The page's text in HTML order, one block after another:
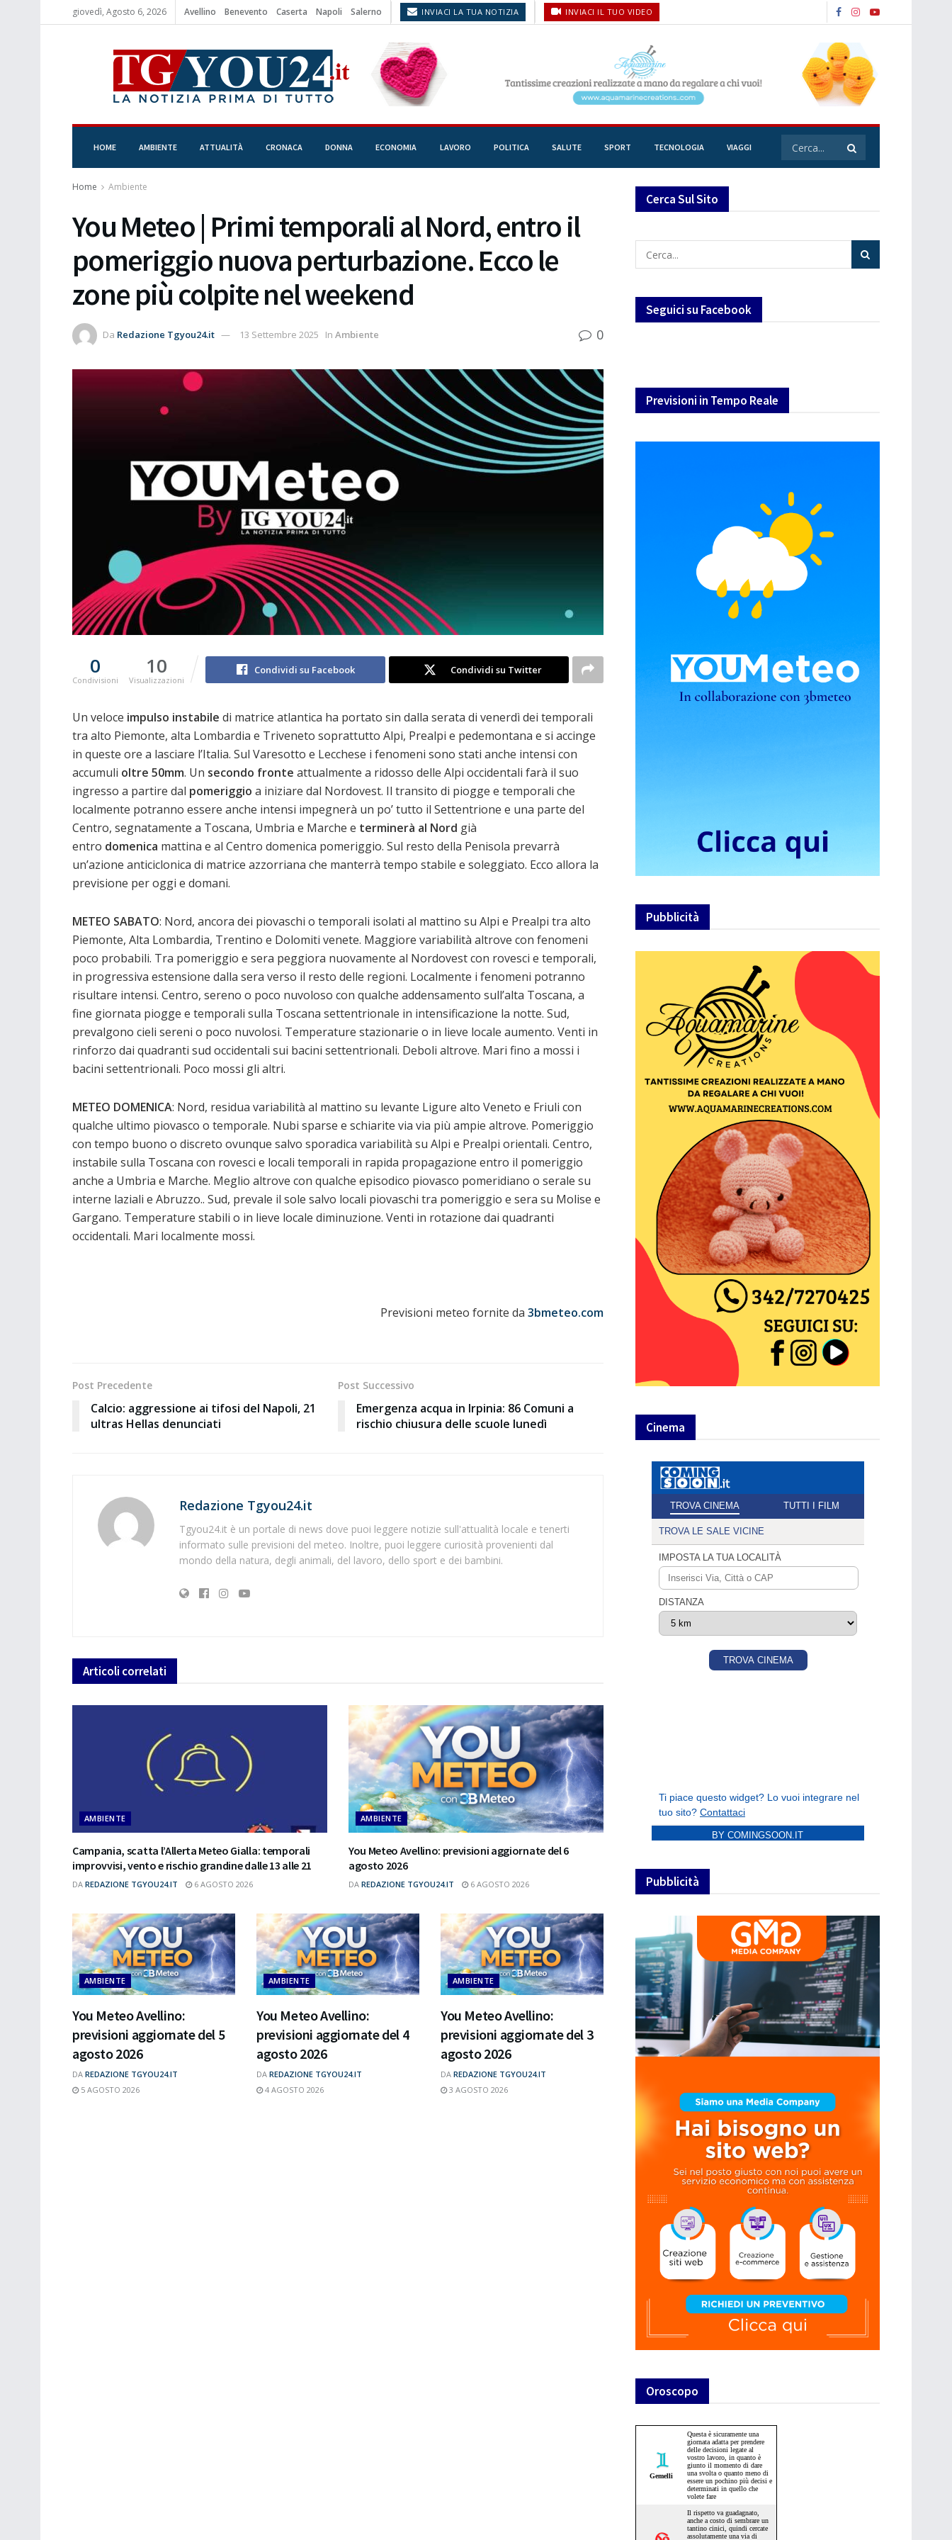
giovedì, Agosto 6, 2026 Avellino Benevento Caserta Napoli Salerno INVIACI LA TUA NOTIZIA INVIACI IL TUO VIDEO
HOME AMBIENTE ATTUALITÀ CRONACA DONNA ECONOMIA LAVORO POLITICA SALUTE SPORT TECNOLOGIA VIAGGI
Home Ambiente
You Meteo | Primi temporali al Nord, entro il
pomeriggio nuova perturbazione. Ecco le
zone più colpite nel weekend
Da Redazione Tgyou24.it 13 Settembre 2025 In Ambiente 0
0
Condivisioni
10
Visualizzazioni
Condividi su Facebook Condividi su Twitter
Un veloce impulso instabile di matrice atlantica ha portato sin dalla serata di venerdì dei temporali
tra alto Piemonte, alta Lombardia e Triveneto soprattutto Alpi, Prealpi e pedemontana e si accinge
in queste ore a lasciare l’Italia. Sul Varesotto e Lecchese i fenomeni sono stati anche intensi con
accumuli oltre 50mm. Un secondo fronte attualmente a ridosso delle Alpi occidentali farà il suo
ingresso a partire dal pomeriggio a iniziare dal Nordovest. Il transito di piogge e temporali che
localmente potranno essere anche intensi impegnerà un po’ tutto il Settentrione e una parte del
Centro, segnatamente a Toscana, Umbria e Marche e terminerà al Nord già
entro domenica mattina e al Centro domenica pomeriggio. Sul resto della Penisola prevarrà
un’azione anticiclonica di matrice azzorriana che manterrà tempo stabile e soleggiato. Ecco allora la
previsione per oggi e domani.
METEO SABATO: Nord, ancora dei piovaschi o temporali isolati al mattino su Alpi e Prealpi tra alto
Piemonte, Alta Lombardia, Trentino e Dolomiti venete. Maggiore variabilità altrove con fenomeni
poco probabili. Tra pomeriggio e sera peggiora nuovamente al Nordovest con rovesci e temporali,
in progressiva estensione dalla sera verso il resto delle regioni. Localmente i fenomeni potranno
risultare intensi. Centro, sereno o poco nuvoloso con qualche addensamento sull’alta Toscana, a
fine giornata piogge e temporali sulla Toscana settentrionale in intensificazione la notte. Sud,
prevalgono cieli sereni o poco nuvolosi. Temperature stazionarie o in lieve locale aumento. Venti in
rinforzo dai quadranti sud occidentali sui bacini settentrionali. Deboli altrove. Mari fino a mossi i
bacini settentrionali. Poco mossi gli altri.
METEO DOMENICA: Nord, residua variabilità al mattino su levante Ligure alto Veneto e Friuli con
qualche ultimo piovasco o temporale. Nubi sparse e schiarite via via più ampie altrove. Pomeriggio
con tempo buono o discreto ovunque salvo sporadica variabilità su Alpi e Prealpi orientali. Centro,
instabile sulla Toscana con rovesci e locali temporali in rapida propagazione entro il pomeriggio
anche a Umbria e Marche. Meglio altrove con qualche episodico piovasco pomeridiano o serale su
interne laziali e Abruzzo.. Sud, prevale il sole salvo locali piovaschi tra pomeriggio e sera su Molise e
Gargano. Temperature stabili o in lieve locale diminuzione. Venti in rotazione dai quadranti
occidentali. Mari localmente mossi.
Previsioni meteo fornite da 3bmeteo.com
Post Precedente
Calcio: aggressione ai tifosi del Napoli, 21
ultras Hellas denunciati
Post Successivo
Emergenza acqua in Irpinia: 86 Comuni a
rischio chiusura delle scuole lunedì
Redazione Tgyou24.it
Tgyou24.it è un portale di news dove puoi leggere notizie sull'attualità locale e tenerti
informato sulle previsioni del meteo. Inoltre, puoi leggere curiosità provenienti dal
mondo della natura, degli animali, del lavoro, dello sport e dei bambini.
Articoli correlati
AMBIENTE
Campania, scatta l’Allerta Meteo Gialla: temporali
improvvisi, vento e rischio grandine dalle 13 alle 21
DA REDAZIONE TGYOU24.IT 6 AGOSTO 2026
AMBIENTE
You Meteo Avellino: previsioni aggiornate del 6
agosto 2026
DA REDAZIONE TGYOU24.IT 6 AGOSTO 2026
AMBIENTE
You Meteo Avellino:
previsioni aggiornate del 5
agosto 2026
DA REDAZIONE TGYOU24.IT
5 AGOSTO 2026
AMBIENTE
You Meteo Avellino:
previsioni aggiornate del 4
agosto 2026
DA REDAZIONE TGYOU24.IT
4 AGOSTO 2026
AMBIENTE
You Meteo Avellino:
previsioni aggiornate del 3
agosto 2026
DA REDAZIONE TGYOU24.IT
3 AGOSTO 2026
Cerca Sul Sito
Seguici su Facebook
Previsioni in Tempo Reale
Pubblicità
Cinema
BY COMINGSOON.IT
Pubblicità
Oroscopo